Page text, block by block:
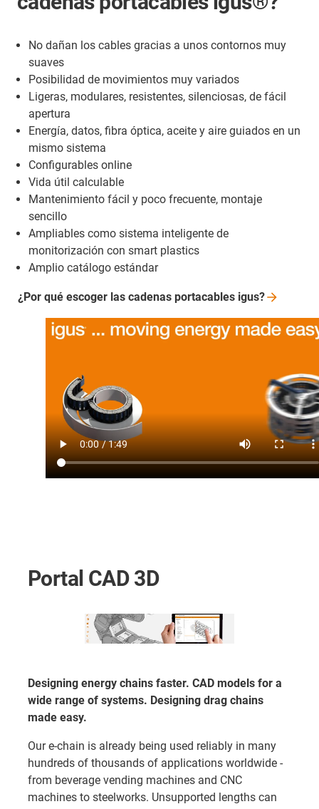
No dañan los cables gracias a unos contornos muy
suaves
Posibilidad de movimientos muy variados
Ligeras, modulares, resistentes, silenciosas, de fácil
apertura
Energía, datos, fibra óptica, aceite y aire guiados en un
mismo sistema
Configurables online
Vida útil calculable
Mantenimiento fácil y poco frecuente, montaje
sencillo
Ampliables como sistema inteligente de
monitorización con smart plastics
Amplio catálogo estándar
¿Por qué escoger las cadenas portacables igus?
Portal CAD 3D
Designing energy chains faster. CAD models for a
wide range of systems. Designing drag chains
made easy.
Our e-chain is already being used reliably in many
hundreds of thousands of applications worldwide -
from beverage vending machines and CNC
machines to steelworks. Unsupported lengths can